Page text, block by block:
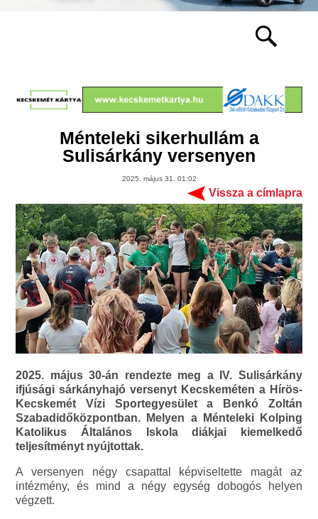
Ménteleki sikerhullám a
Sulisárkány versenyen
2025. május 31. 01:02
Vissza a címlapra
2025. május 30-án rendezte meg a IV. Sulisárkány
ifjúsági sárkányhajó versenyt Kecskeméten a Hírös-
Kecskemét Vízi Sportegyesület a Benkó Zoltán
Szabadidőközpontban. Melyen a Ménteleki Kolping
Katolikus Általános Iskola diákjai kiemelkedő
teljesítményt nyújtottak.
A versenyen négy csapattal képviseltette magát az
intézmény, és mind a négy egység dobogós helyen
végzett.